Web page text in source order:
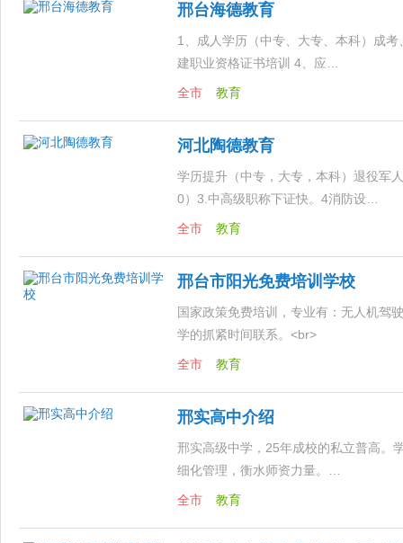
邢台海德教育
1、成人学历（中专、大专、本科）成
建职业资格证书培训 4、应…
全市 教育
河北陶德教育
学历提升（中专，大专，本科）退役军
0）3.中高级职称下证快。4消防设…
全市 教育
邢台市阳光免费培训学校
国家政策免费培训，专业有：无人机驾
学的抓紧时间联系。<br>
…
全市 教育
邢实高中介绍
邢实高级中学，25年成校的私立普高。
细化管理，衡水师资力量。…
全市 教育